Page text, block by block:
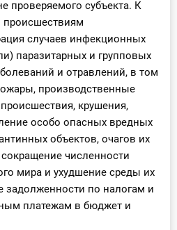
проверяемого субъекта. К
происшествиям
случаев инфекционных
паразитарных и групповых
и отравлений, в том
производственные
крушения,
особо опасных вредных
объектов, очагов их
численности
мира и ухудшение среды их
задолженности по налогам и
платежам в бюджет и